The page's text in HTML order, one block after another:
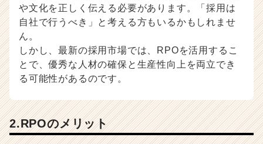
や文化を正しく伝える必要があります。「採用は
自社で行うべき」と考える方もいるかもしれませ
ん。
しかし、最新の採用市場では、RPOを活用するこ
とで、優秀な人材の確保と生産性向上を両立でき
る可能性があるのです。
2.RPOのメリット